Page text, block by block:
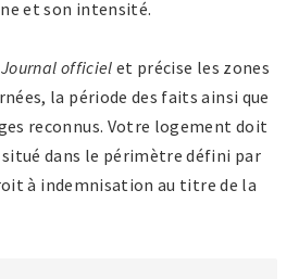
et son intensité.
Journal officiel et précise les zones
la période des faits ainsi que
reconnus. Votre logement doit
dans le périmètre défini par
à indemnisation au titre de la